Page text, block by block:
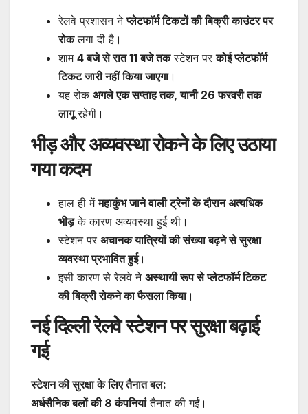
रेलवे प्रशासन नेप्लेटफॉर्म टिकटों की बिक्री काउंटर पर
रोकलगा दी है।
शाम 4 बजे से रात 11 बजे तकस्टेशन परकोई प्लेटफॉर्म
टिकट जारी नहीं किया जाएगा।
यह रोक अगले एक सप्ताह तक, यानी 26 फरवरी तक
लागूरहेगी।
भीड़ और अव्यवस्था रोकने के लिए उठाया
गया कदम
हाल ही मेंमहाकुंभ जाने वाली ट्रेनों के दौरान अत्यधिक
भीड़के कारण अव्यवस्था हुई थी।
स्टेशन पर अचानक यात्रियों की संख्या बढ़ने से सुरक्षा
व्यवस्था प्रभावित हुई।
इसी कारण से रेलवे ने अस्थायी रूप से प्लेटफॉर्म टिकट
की बिक्री रोकने का फैसला किया।
नई दिल्ली रेलवे स्टेशन पर सुरक्षा बढ़ाई
गई
स्टेशन की सुरक्षा के लिए तैनात बल:
अर्धसैनिक बलों की 8 कंपनियांतैनात की गईं।